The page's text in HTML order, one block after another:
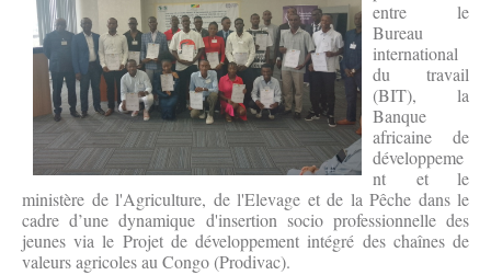
entre le
Bureau
international
du travail
(BIT), la
Banque
africaine de
développeme
nt et le
ministère de l'Agriculture, de l'Elevage et de la Pêche dans le
cadre d’une dynamique d'insertion socio professionnelle des
jeunes via le Projet de développement intégré des chaînes de
valeurs agricoles au Congo (Prodivac).